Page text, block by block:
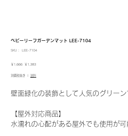
ベビーリーフガーデンマット LEE-7104
SKU：
SKU：
LEE-7104
元
価
￥1,666
セ
ル
格
￥1,383
消費税抜き | 送料
壁面緑化の装飾として人気のグリーン
【屋外対応商品】
水濡れの心配がある屋外でも使用が可